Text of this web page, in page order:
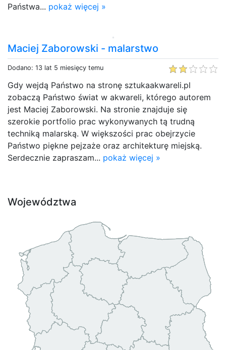
Państwa... pokaż więcej »
Maciej Zaborowski - malarstwo
Dodano: 13 lat 5 miesięcy temu
Gdy wejdą Państwo na stronę sztukaakwareli.pl
zobaczą Państwo świat w akwareli, którego autorem
jest Maciej Zaborowski. Na stronie znajduje się
szerokie portfolio prac wykonywanych tą trudną
techniką malarską. W większości prac obejrzycie
Państwo piękne pejzaże oraz architekturę miejską.
Serdecznie zapraszam... pokaż więcej »
Województwa